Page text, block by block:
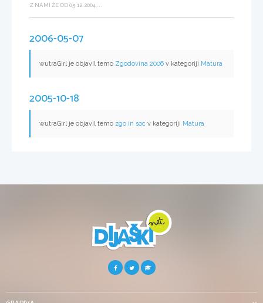
Z NAMI ŽE OD 05.12.2004 ...
2006-05-07
wutraGirl je objavil temo Zgodovina 2006 v kategoriji Matura
2005-10-18
wutraGirl je objavil temo zgo in soc v kategoriji Matura